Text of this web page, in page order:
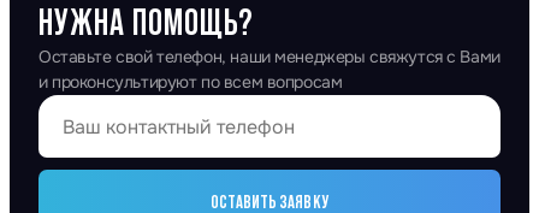
НУЖНА ПОМОЩЬ?
Оставьте свой телефон, наши менеджеры свяжутся с Вами
и проконсультируют по всем вопросам
ОСТАВИТЬ ЗАЯВКУ